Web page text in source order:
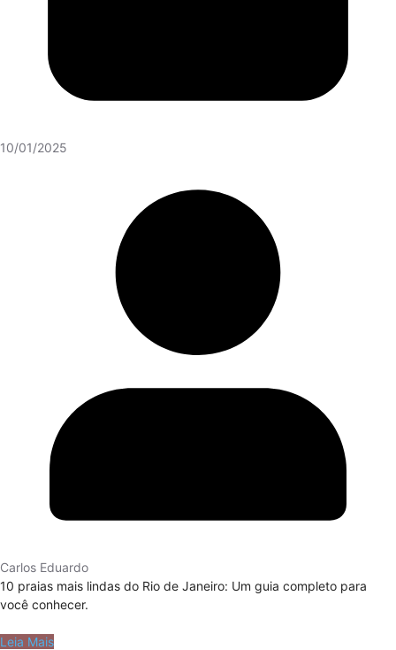
10/01/2025
Carlos Eduardo
10 praias mais lindas do Rio de Janeiro: Um guia completo para
você conhecer.
Leia Mais